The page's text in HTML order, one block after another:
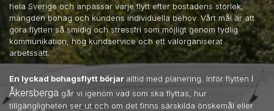
hela Sverige och anpassar varje flytt efter bostadens storlek,
mängden bohag och kundens individuella behov. Vårt mål är att
göra flytten så smidig och stressfri som möjligt genom tydlig
kommunikation, hög kundservice och ett välorganiserat
arbetssätt.
En lyckad bohagsflytt börjar alltid med planering. Inför flytten i
Åkersberga går vi igenom vad som ska flyttas, hur
tillgängligheten ser ut och om det finns särskilda önskemål eller